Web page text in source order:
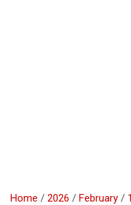
Home 2026 February